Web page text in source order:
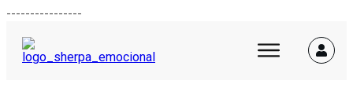
----------------